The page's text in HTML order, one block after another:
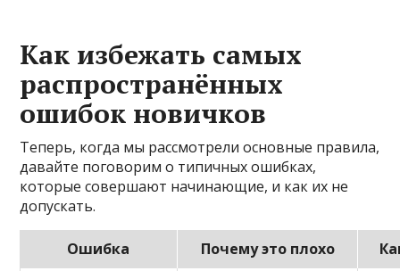
Как избежать самых
распространённых
ошибок новичков
Теперь, когда мы рассмотрели основные правила,
давайте поговорим о типичных ошибках,
которые совершают начинающие, и как их не
допускать.
Ошибка Почему это плохо